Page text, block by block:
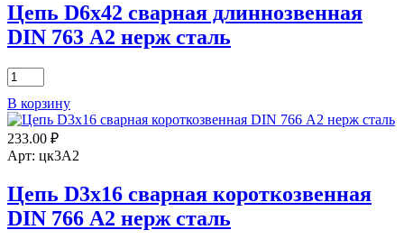
Цепь D6х42 сварная длиннозвенная
DIN 763 А2 нерж сталь
Количество
товара
Цепь
D6х42
сварная
длиннозвенная
763
А2
нерж
В корзину
233.00 ₽
Арт: цк3А2
Цепь D3х16 сварная короткозвенная
DIN 766 А2 нерж сталь